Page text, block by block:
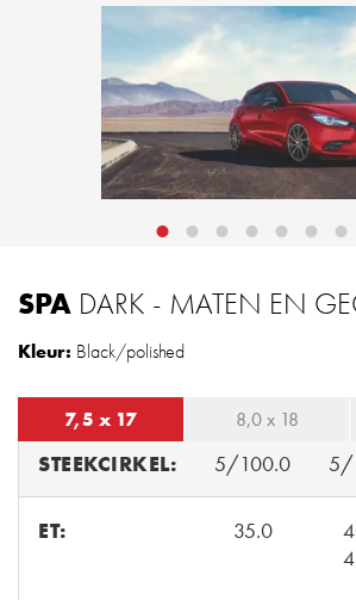
SPA DARK - MATEN EN
Kleur: Black/polished
7,5 x 17 8,0 x 18
STEEKCIRKEL: 5/100.0 5/
ET: 35.0